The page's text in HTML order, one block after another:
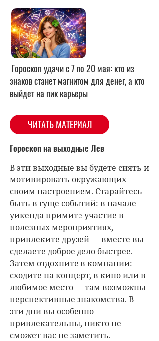
Гороскоп удачи с 7 по 20 мая: кто из
знаков станет магнитом для денег, а кто
выйдет на пик карьеры
ЧИТАТЬ МАТЕРИАЛ
Гороскоп на выходные Лев
В эти выходные вы будете сиять и
мотивировать окружающих
своим настроением. Старайтесь
быть в гуще событий: в начале
уикенда примите участие в
полезных мероприятиях,
привлеките друзей — вместе вы
сделаете доброе дело быстрее.
Затем отдохните в компании:
сходите на концерт, в кино или в
любимое место — там возможны
перспективные знакомства. В
эти дни вы особенно
привлекательны, никто не
сможет вас не заметить.